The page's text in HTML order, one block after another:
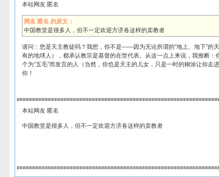
本站网友 匿名
网友 匿名 的原文：
中国教堂是很多人，但不一定欢迎方济各这样的卖教者
请问：您是天主教徒吗？我想，你不是——因为无论所谓的“地上、地下”的
有的地球人），都承认教宗是基督的在世代表。从这一点上来说，我推断：
个为“五毛”而发言的人（当然，你也是天主的儿女，只是一时的糊涂让你走
你！
本站网友 匿名
中国教堂是很多人，但不一定欢迎方济各这样的卖教者